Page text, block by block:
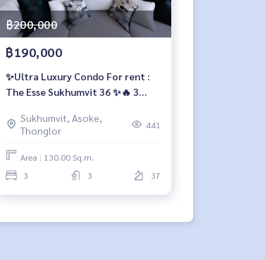
฿200,000
฿190,000
✨Ultra Luxury Condo For rent :
The Esse Sukhumvit 36 ✨🔥 3
bath/month 🔥
Sukhumvit, Asoke,
Thonglor
441
Area : 130.00 Sq.m.
3
3 37